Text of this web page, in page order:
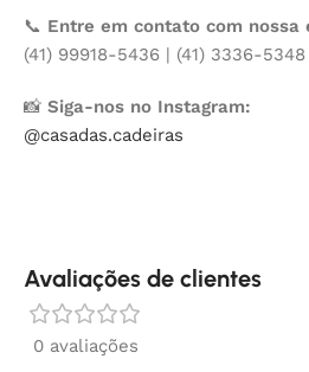
📞 Entre em contato com nossa
(41) 99918-5436 | (41) 3336-5348
📸 Siga-nos no Instagram:
@casadas.cadeiras
Avaliações de clientes
0 avaliações